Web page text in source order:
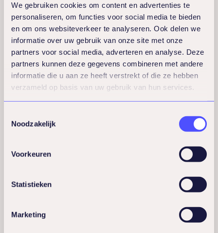
We gebruiken cookies om content en advertenties te
personaliseren, om functies voor social media te bieden
en om ons websiteverkeer te analyseren. Ook delen we
informatie over uw gebruik van onze site met onze
partners voor social media, adverteren en analyse. Deze
partners kunnen deze gegevens combineren met andere
informatie die u aan ze heeft verstrekt of die ze hebben
verzameld op basis van uw gebruik van hun services.
Noodzakelijk
Voorkeuren
Statistieken
Marketing
Meetbaar, Acceptabel, Realistisch en
Tijdsgebonden. Hieronder vind je een
gedetailleerde uitleg van de SMART-criteria en
waarom ze belangrijk zijn bij het behalen van
doelen:
S – Specifiek:
Specifieke doelen zijn duidelijk en concreet. Ze
bereiken. Dit helpt bij het richten van je
M – Meetbaar:
voortgang bij te houden en te bepalen of je je
doel hebt bereikt. Meetbare doelen bieden een
A – Acceptabel: